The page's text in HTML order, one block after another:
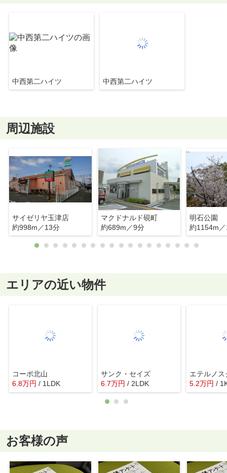
中西第二ハイツ 中西第二ハイツ
周辺施設
サイゼリヤ玉津店
約998m／13分
マクドナルド硯町
約689m／9分
明石公園
約1154m
エリアの近い物件
コーポ北山
6.8万円 / 1LDK
サンク・セイズ
6.7万円 / 2LDK 5.2万円 /
お客様の声